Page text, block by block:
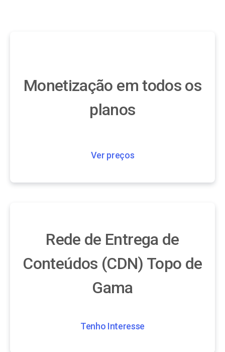
Monetização em todos os
planos
Ver preços
Rede de Entrega de
Conteúdos (CDN) Topo de
Gama
Tenho Interesse